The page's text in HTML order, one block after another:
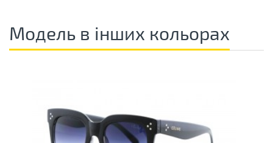
Модель в інших кольорах